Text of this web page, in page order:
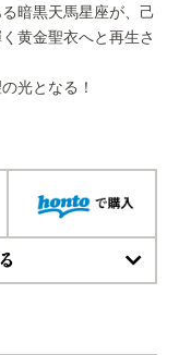
暗黒天馬星座が、己
黄金聖衣へと再生さ
光となる！